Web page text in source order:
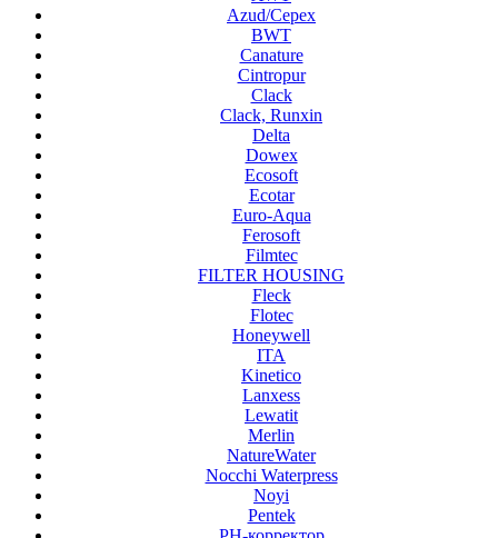
Azud/Cepex
BWT
Canature
Cintropur
Clack
Clack, Runxin
Delta
Dowex
Ecosoft
Ecotar
Euro-Aqua
Ferosoft
Filmtec
FILTER HOUSING
Fleck
Flotec
Honeywell
ITA
Kinetico
Lanxess
Lewatit
Merlin
NatureWater
Nocchi Waterpress
Noyi
Pentek